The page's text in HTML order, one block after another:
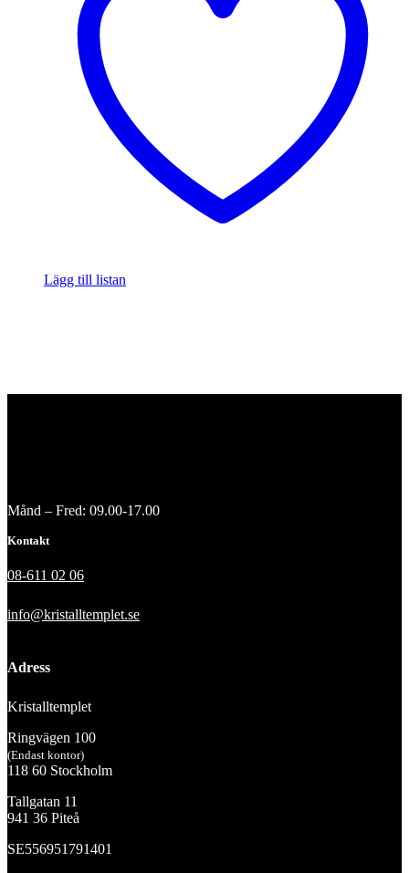
Lägg till listan
Månd – Fred: 09.00-17.00
Kontakt
08-611 02 06
info@kristalltemplet.se
Adress
Kristalltemplet
Ringvägen 100
(Endast kontor)
118 60 Stockholm
Tallgatan 11
941 36 Piteå
SE556951791401